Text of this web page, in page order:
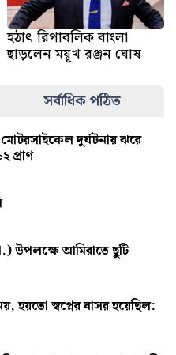
হঠাৎ রিপাবলিক বাংলা
ছাড়লেন ময়ূখ রঞ্জন ঘোষ
সর্বাধিক পঠিত
দুর্ঘটনায় ঝরে
প্রাণ
উপলক্ষে আমিরাতে ছুটি
হয়তো স্বপ্নের বাসর হয়েছিল: